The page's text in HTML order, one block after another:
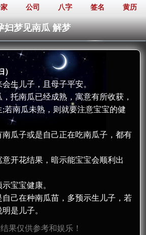
公司 八字 签名 黄历
妇梦见南瓜 解梦
）
生儿子，且母子平安。
托南瓜已经成熟，寓意有所收获，
若南瓜未熟，则就要注意宝宝的健
瓜子或是自己正在吃南瓜子，都有
开花结果，暗示能宝宝会顺利出
宝宝健康。
己在种南瓜苗，多预示生儿子，若
是儿子。
果仅供参考和娱乐！